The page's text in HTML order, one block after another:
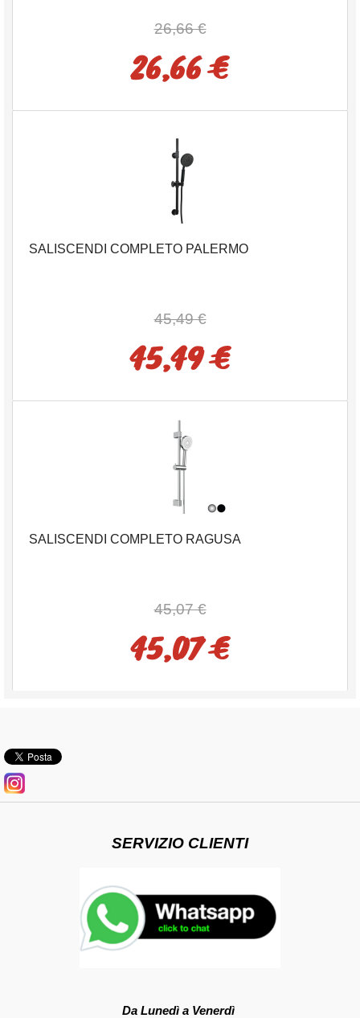
26,66 €
26,66 €
SALISCENDI COMPLETO PALERMO
45,49 €
45,49 €
SALISCENDI COMPLETO RAGUSA
45,07 €
45,07 €
SERVIZIO CLIENTI
Da Lunedì a Venerdì